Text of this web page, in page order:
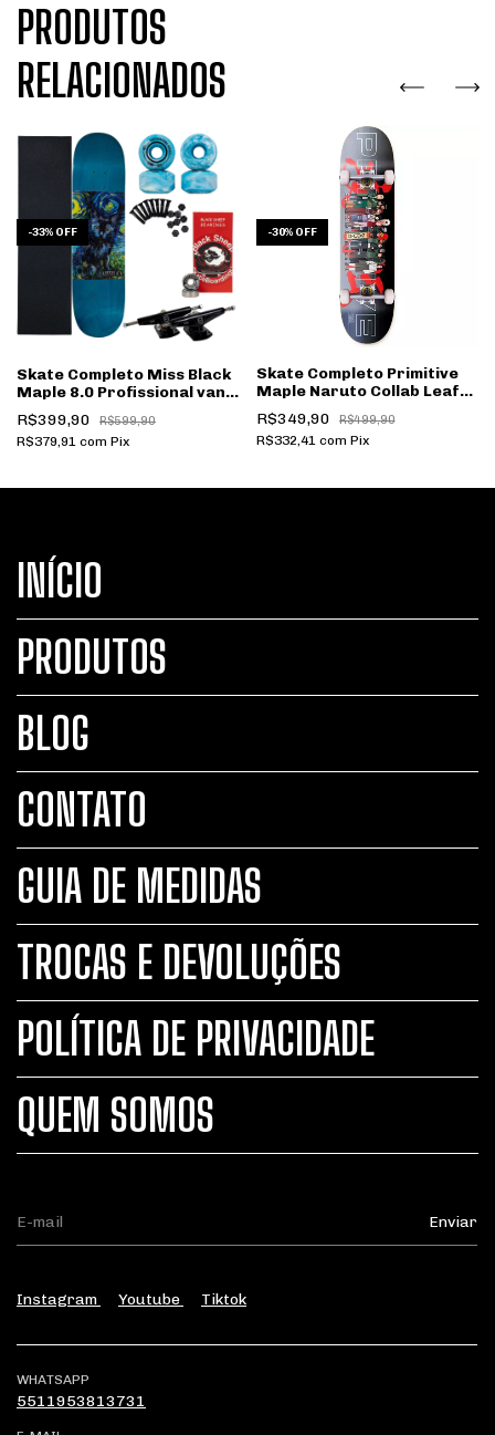
PRODUTOS
RELACIONADOS
-33% OFF
Skate Completo Miss Black
Maple 8.0 Profissional van
gogh
R$399,90 R$599,90
R$379,91 com Pix
-30% OFF
Skate Completo Primitive
Maple Naruto Collab Leaf
Village 8.12
R$349,90 R$499,90
R$332,41 com Pix
INÍCIO
PRODUTOS
BLOG
CONTATO
GUIA DE MEDIDAS
TROCAS E DEVOLUÇÕES
POLÍTICA DE PRIVACIDADE
QUEM SOMOS
Instagram Youtube Tiktok
WHATSAPP
5511953813731